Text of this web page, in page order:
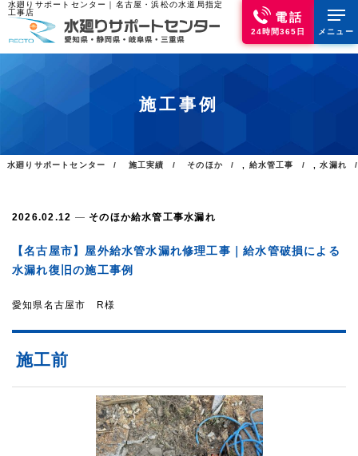
水廻りサポートセンター｜名古屋・浜松の水道局指定
工事店
電話
24時間365日 メニュー
施工事例
水廻りサポートセンター 施工実績 そのほか 給水管工事 ,水漏れ
2026.02.12 そのほか給水管工事水漏れ
【名古屋市】屋外給水管水漏れ修理工事｜給水管破損による
水漏れ復旧の施工事例
愛知県名古屋市 R様
施工前